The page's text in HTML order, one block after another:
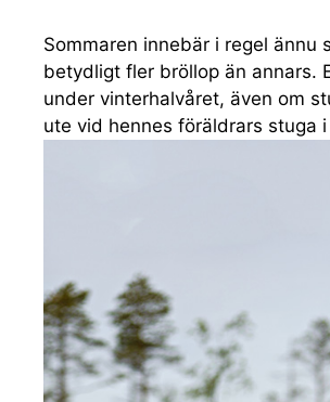
Sommaren innebär i regel
betydligt fler bröllop än annars.
under vinterhalvåret, även om
ute vid hennes föräldrars stuga i